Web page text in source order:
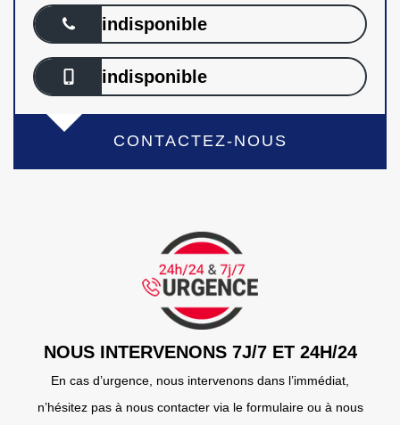
indisponible
indisponible
CONTACTEZ-NOUS
NOUS INTERVENONS 7J/7 ET 24H/24
En cas d’urgence, nous intervenons dans l’immédiat,
n’hésitez pas à nous contacter via le formulaire ou à nous